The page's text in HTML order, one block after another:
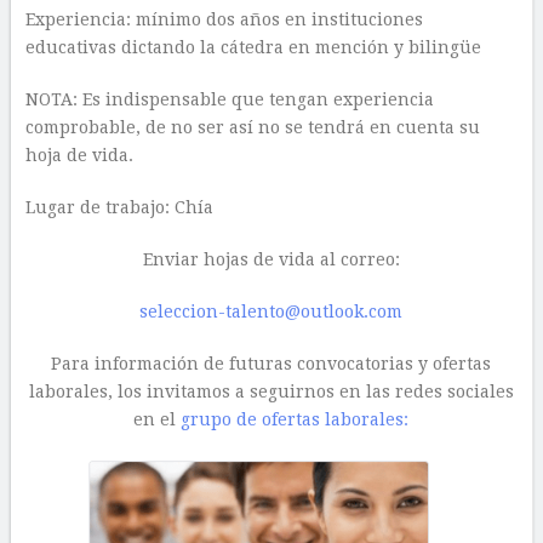
Experiencia: mínimo dos años en instituciones
educativas dictando la cátedra en mención y bilingüe
NOTA: Es indispensable que tengan experiencia
comprobable, de no ser así no se tendrá en cuenta su
hoja de vida.
Lugar de trabajo: Chía
Enviar hojas de vida al correo:
seleccion-talento@outlook.com
Para información de futuras convocatorias y ofertas
laborales, los invitamos a seguirnos en las redes sociales
en el grupo de ofertas laborales: